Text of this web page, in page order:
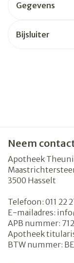
Gegevens
Bijsluiter
Neem
Apotheek
3500 Hasselt
Telefoon: 011 22
E-mailadres:
APB nummer:
Apotheek
BTW nummer: